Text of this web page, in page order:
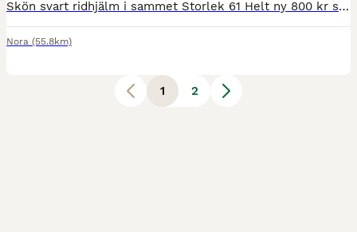
Skön svart ridhjälm i sammet Storlek 61 Helt ny 800 kr st. Kan skickas om köparen står för frakten. Betalas med swish Skickas med Postnord eller DHL.
Nora (55.8km)
1 2